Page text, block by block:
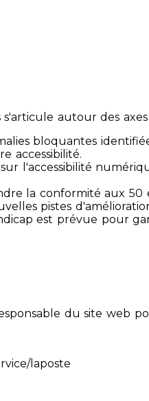
autour des axes
bloquantes
accessibilité.
l'accessibilité
la conformité aux 50
pistes
est prévue pour
du site web
laposte